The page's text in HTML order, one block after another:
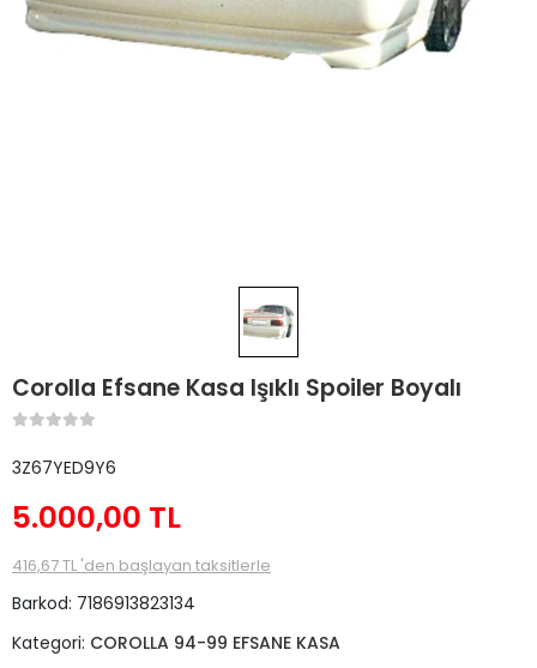
Corolla Efsane Kasa Işıklı Spoiler Boyalı
3Z67YED9Y6
5.000,00 TL
416,67 TL 'den başlayan taksitlerle
Barkod: 7186913823134
Kategori: COROLLA 94-99 EFSANE KASA